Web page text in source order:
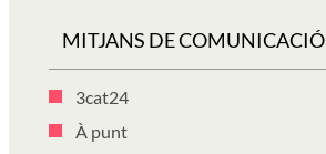
MITJANS DE COMUNICACIÓ
3cat24
À punt